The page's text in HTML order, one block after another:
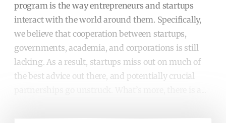
program is the way entrepreneurs and startups
interact with the world around them. Specifically,
we believe that cooperation between startups,
governments, academia, and corporations is still
lacking. As a result, startups miss out on much of
the best advice out there, and potentially crucial